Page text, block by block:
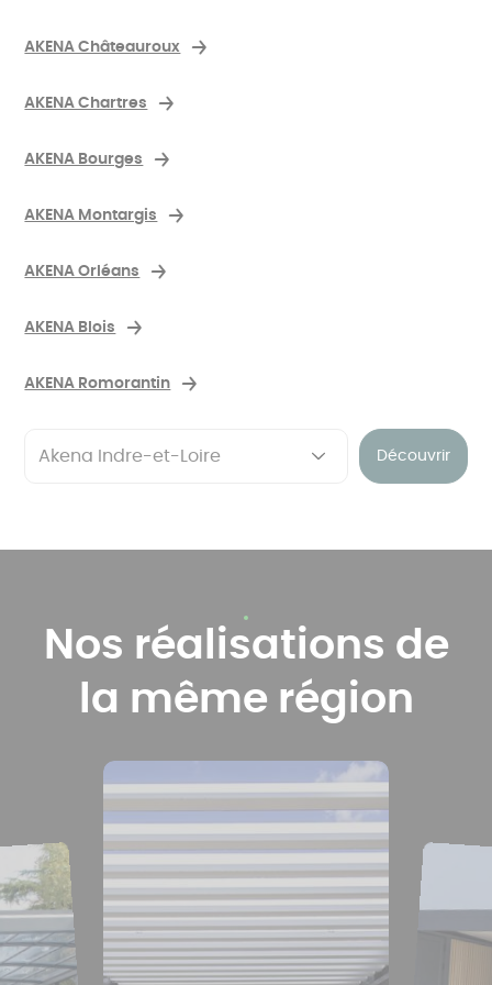
AKENA Châteauroux
AKENA Chartres
AKENA Bourges
AKENA Montargis
AKENA Orléans
AKENA Blois
AKENA Romorantin
Découvrir
Nos réalisations de
la même région